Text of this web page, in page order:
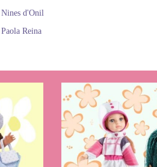
Nines d'Onil
Paola Reina